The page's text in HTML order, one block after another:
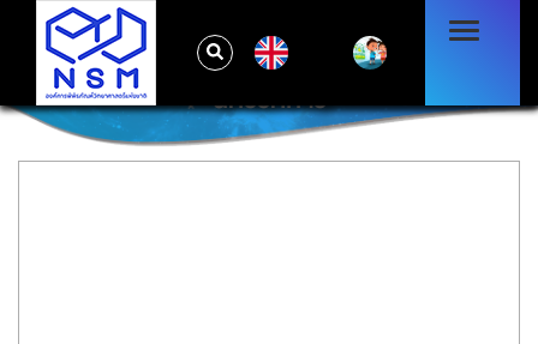
นิทรรศการ